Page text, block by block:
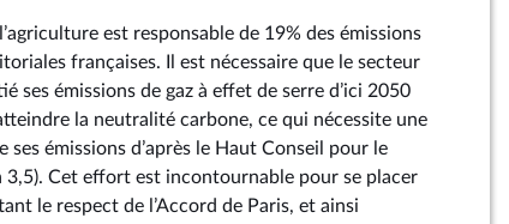
est responsable de 19% des émissions
françaises. Il est nécessaire que le secteur
ses émissions de gaz à effet de serre d’ici 2050
la neutralité carbone, ce qui nécessite une
ses émissions d’après le Haut Conseil pour le
3,5). Cet effort est incontournable pour se placer
le respect de l’Accord de Paris, et ainsi